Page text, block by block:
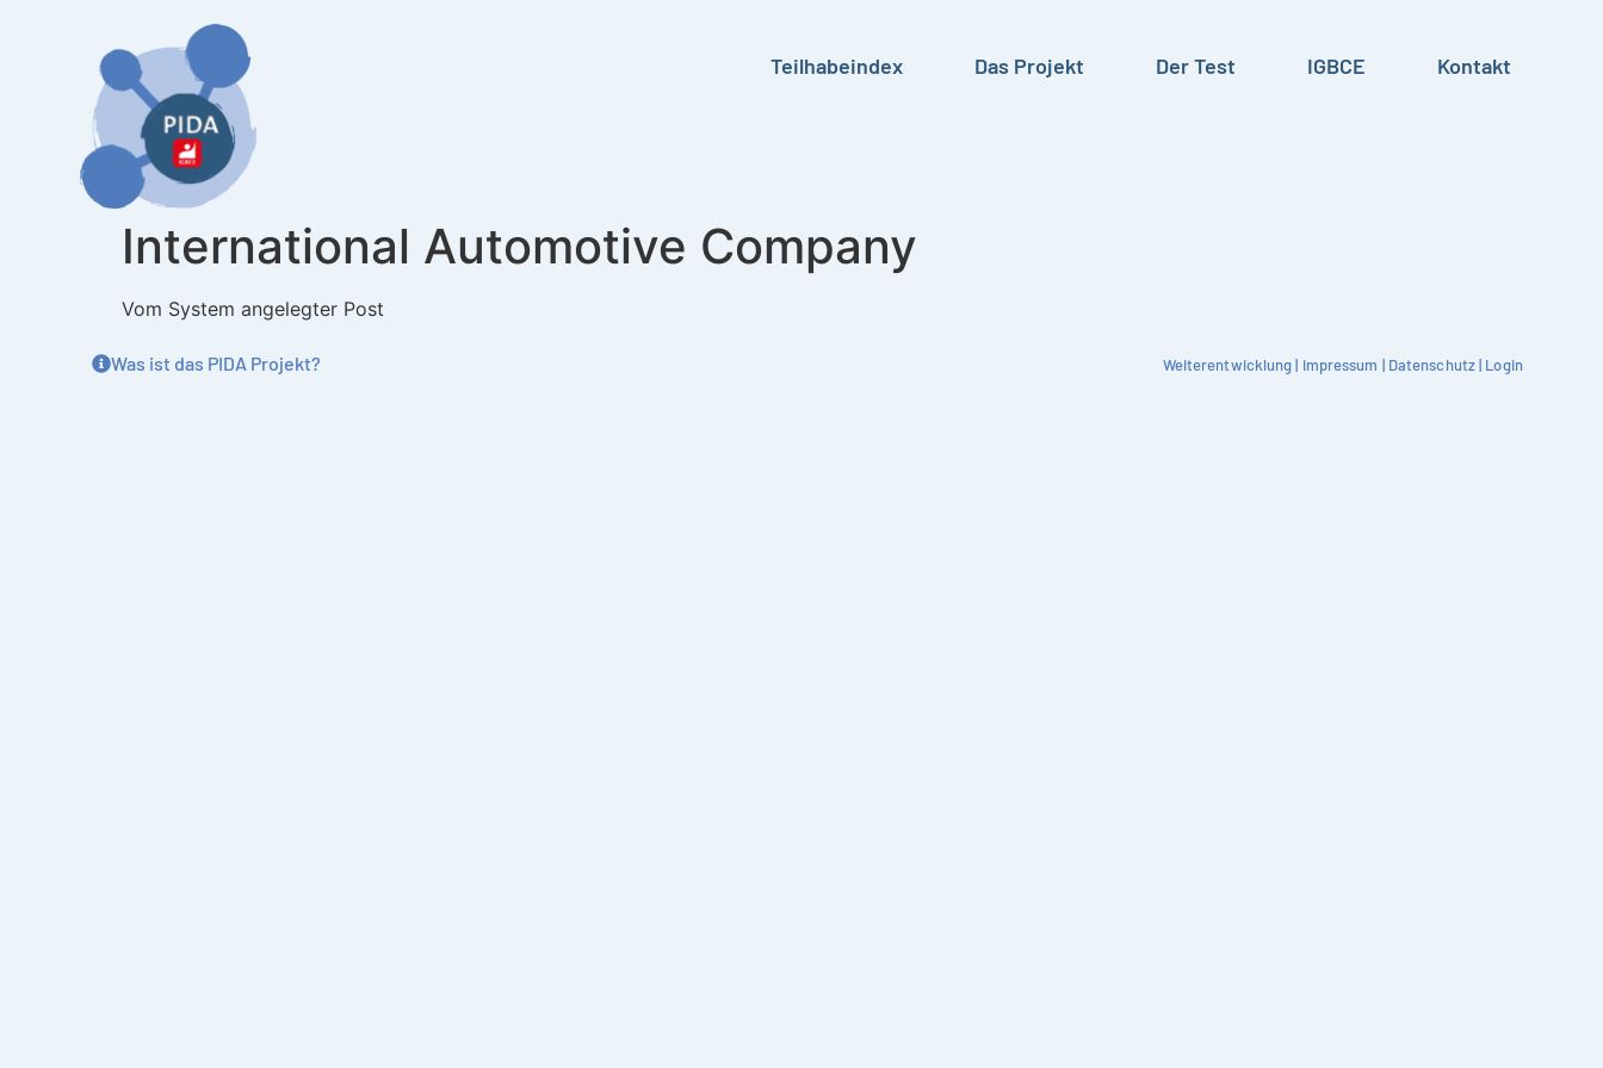
Teilhabeindex Das Projekt Der Test IGBCE Kontakt
International Automotive Company
Vom System angelegter Post
Was ist das PIDA Projekt? Weiterentwicklung| Impressum | Datenschutz| Login